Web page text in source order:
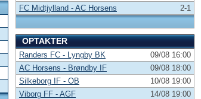
FC Midtjylland - AC Horsens
2-1
OPTAKTER
Randers FC - Lyngby BK
09/08 16:00
AC Horsens - Brøndby IF
09/08 18:00
Silkeborg IF - OB
10/08 19:00
Viborg FF - AGF
14/08 19:00